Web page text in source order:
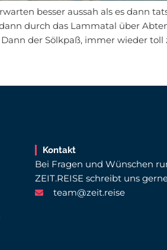
besser aussah als es dann
durch das Lammatal über
der Sölkpaß, immer wieder toll
Kontakt
Bei Fragen und Wünschen
ZEIT.REISE schreibt uns
team@zeit.reise